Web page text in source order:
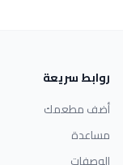
روابط سريعة
أضف مطعمك
مساعدة
الوصفات